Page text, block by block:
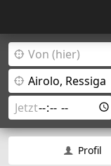
Profil